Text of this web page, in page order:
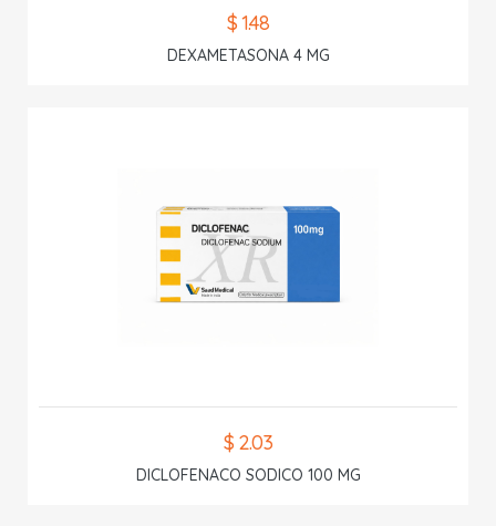
$ 1.48
DEXAMETASONA 4 MG
$ 2.03
DICLOFENACO SODICO 100 MG